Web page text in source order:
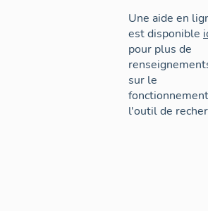
Une aide en
est disponible
pour plus de
sur le
l'outil de